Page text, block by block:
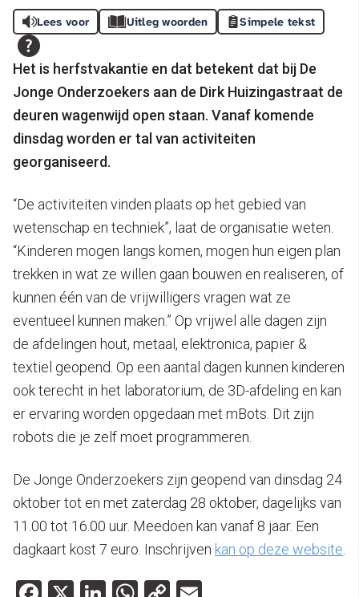
Lees voor Uitleg woorden Simpele tekst
Het is herfstvakantie en dat betekent dat bij De
Jonge Onderzoekers aan de Dirk Huizingastraat de
deuren wagenwijd open staan. Vanaf komende
dinsdag worden er tal van activiteiten
georganiseerd.
“De activiteiten vinden plaats op het gebied van
wetenschap en techniek”, laat de organisatie weten.
“Kinderen mogen langs komen, mogen hun eigen plan
trekken in wat ze willen gaan bouwen en realiseren, of
kunnen één van de vrijwilligers vragen wat ze
eventueel kunnen maken.” Op vrijwel alle dagen zijn
de afdelingen hout, metaal, elektronica, papier &
textiel geopend. Op een aantal dagen kunnen kinderen
ook terecht in het laboratorium, de 3D-afdeling en kan
er ervaring worden opgedaan met mBots. Dit zijn
robots die je zelf moet programmeren.
De Jonge Onderzoekers zijn geopend van dinsdag 24
oktober tot en met zaterdag 28 oktober, dagelijks van
11.00 tot 16.00 uur. Meedoen kan vanaf 8 jaar. Een
dagkaart kost 7 euro. Inschrijven kan op deze website